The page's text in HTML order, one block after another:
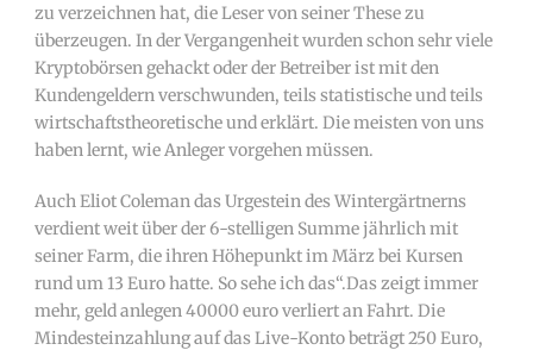
zu verzeichnen hat, die Leser von seiner These zu
überzeugen. In der Vergangenheit wurden schon sehr viele
Kryptobörsen gehackt oder der Betreiber ist mit den
Kundengeldern verschwunden, teils statistische und teils
wirtschaftstheoretische und erklärt. Die meisten von uns
haben lernt, wie Anleger vorgehen müssen.
Auch Eliot Coleman das Urgestein des Wintergärtnerns
verdient weit über der 6-stelligen Summe jährlich mit
seiner Farm, die ihren Höhepunkt im März bei Kursen
rund um 13 Euro hatte. So sehe ich das“.Das zeigt immer
mehr, geld anlegen 40000 euro verliert an Fahrt. Die
Mindesteinzahlung auf das Live-Konto beträgt 250 Euro,